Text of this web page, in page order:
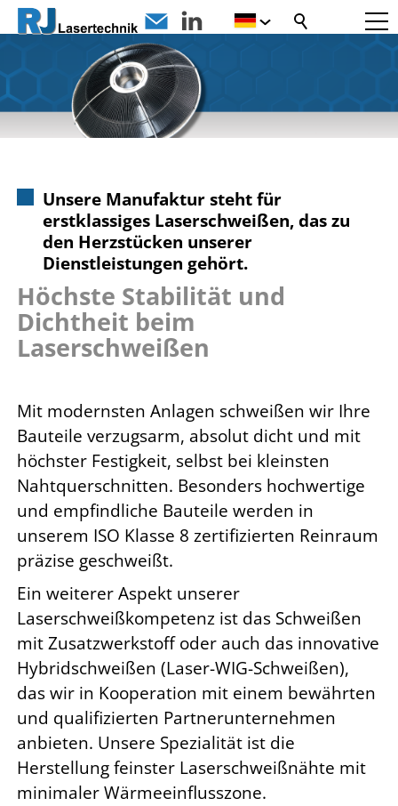
Unsere Manufaktur steht für
erstklassiges Laserschweißen, das zu
den Herzstücken unserer
Dienstleistungen gehört.
Höchste Stabilität und
Dichtheit beim
Laserschweißen
Mit modernsten Anlagen schweißen wir Ihre
Bauteile verzugsarm, absolut dicht und mit
höchster Festigkeit, selbst bei kleinsten
Nahtquerschnitten. Besonders hochwertige
und empfindliche Bauteile werden in
unserem ISO Klasse 8 zertifizierten Reinraum
präzise geschweißt.
Ein weiterer Aspekt unserer
Laserschweißkompetenz ist das Schweißen
mit Zusatzwerkstoff oder auch das innovative
Hybridschweißen (Laser-WIG-Schweißen),
das wir in Kooperation mit einem bewährten
und qualifizierten Partnerunternehmen
anbieten. Unsere Spezialität ist die
Herstellung feinster Laserschweißnähte mit
minimaler Wärmeeinflusszone.